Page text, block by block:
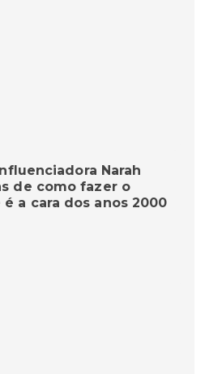
Narah
de como fazer o
a cara dos anos 2000